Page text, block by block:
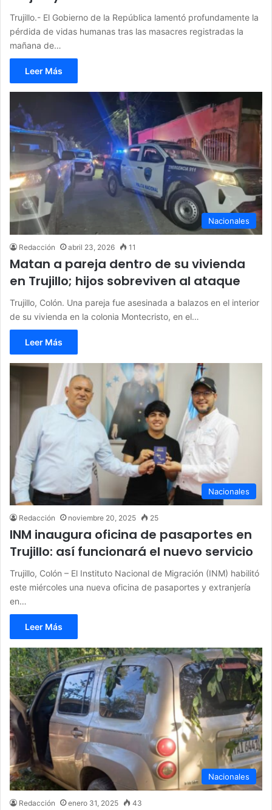
Trujillo.- El Gobierno de la República lamentó profundamente la
pérdida de vidas humanas tras las masacres registradas la
mañana de…
Leer Más
Nacionales
Redacción abril 23, 2026 11
Matan a pareja dentro de su vivienda
en Trujillo; hijos sobreviven al ataque
Trujillo, Colón. Una pareja fue asesinada a balazos en el interior
de su vivienda en la colonia Montecristo, en el…
Leer Más
Nacionales
Redacción noviembre 20, 2025 25
INM inaugura oficina de pasaportes en
Trujillo: así funcionará el nuevo servicio
Trujillo, Colón – El Instituto Nacional de Migración (INM) habilitó
este miércoles una nueva oficina de pasaportes y extranjería
en…
Leer Más
Nacionales
Redacción enero 31, 2025 43